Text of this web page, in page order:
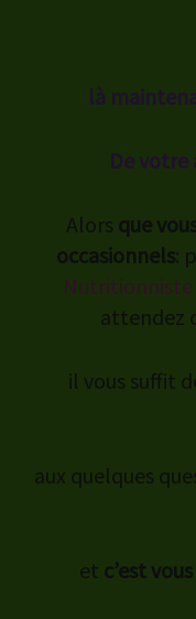
là
De votre
Alors que
occasionnels:
Nutritionniste
attendez
il vous suffit
aux quelques
et c’est